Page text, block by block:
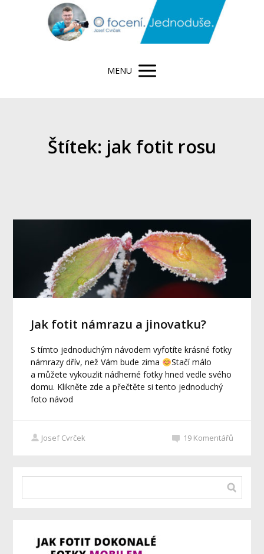
MENU
Štítek: jak fotit rosu
Jak fotit námrazu a jinovatku?
S tímto jednoduchým návodem vyfotíte krásné fotky
námrazy dřív, než Vám bude zima
Stačí málo
a můžete vykouzlit nádherné fotky hned vedle svého
domu. Klikněte zde a přečtěte si tento jednoduchý
foto návod
Josef Cvrček 19 Komentářů